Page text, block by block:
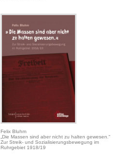
Felix Bluhm
„Die Massen sind aber nicht zu halten gewesen.“
Zur Streik- und Sozialisierungsbewegung im
Ruhrgebiet 1918/19